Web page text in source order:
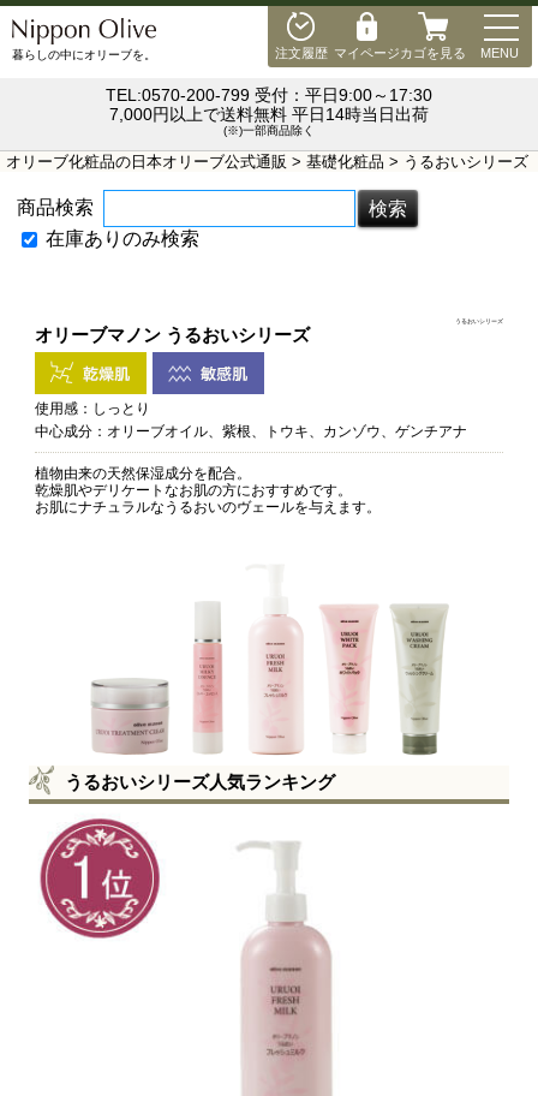
注文履歴 マイページカゴを見る MENU
暮らしの中にオリーブを。
TEL:0570-200-799 受付：平日9:00～17:30
7,000円以上で送料無料 平日14時当日出荷
(※)一部商品除く
オリーブ化粧品の日本オリーブ公式通販 > 基礎化粧品 > うるおいシリーズ
商品検索
在庫ありのみ検索
うるおいシリーズ
オリーブマノン うるおいシリーズ
使用感：しっとり
中心成分：オリーブオイル、紫根、トウキ、カンゾウ、ゲンチアナ
植物由来の天然保湿成分を配合。
乾燥肌やデリケートなお肌の方におすすめです。
お肌にナチュラルなうるおいのヴェールを与えます。
うるおいシリーズ人気ランキング